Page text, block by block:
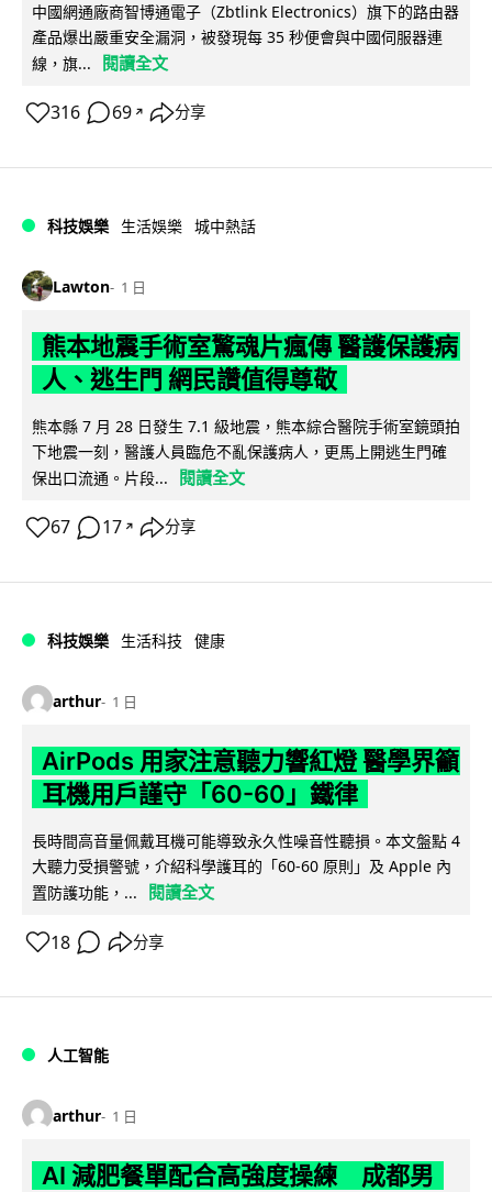
中國網通廠商智博通電子（Zbtlink Electronics）旗下的路由器
產品爆出嚴重安全漏洞，被發現每 35 秒便會與中國伺服器連
線，旗...
閱讀全文
316 69 ↗ 分享
科技娛樂 生活娛樂 城中熱話
Lawton 1 日
熊本地震手術室驚魂片瘋傳 醫護保護病
人、逃生門 網民讚值得尊敬
熊本縣 7 月 28 日發生 7.1 級地震，熊本綜合醫院手術室鏡頭拍
下地震一刻，醫護人員臨危不亂保護病人，更馬上開逃生門確
保出口流通。片段...
閱讀全文
67 17 ↗ 分享
科技娛樂 生活科技 健康
arthur 1 日
AirPods 用家注意聽力響紅燈 醫學界籲
耳機用戶謹守「60-60」鐵律
長時間高音量佩戴耳機可能導致永久性噪音性聽損。本文盤點 4
大聽力受損警號，介紹科學護耳的「60-60 原則」及 Apple 內
置防護功能，...
閱讀全文
18 分享
人工智能
arthur 1 日
AI 減肥餐單配合高強度操練 成都男